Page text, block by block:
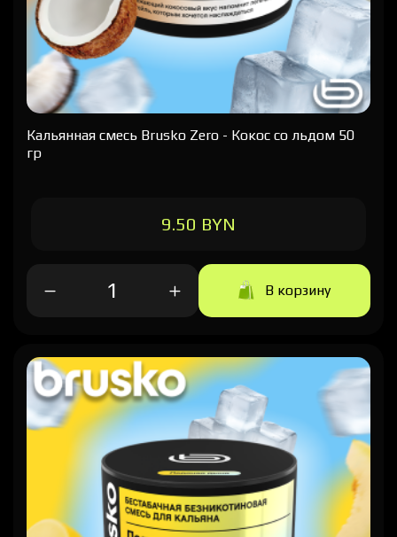
Кальянная cмесь Brusko Zero - Кокос со льдом 50
гр
9.50 BYN
В корзину